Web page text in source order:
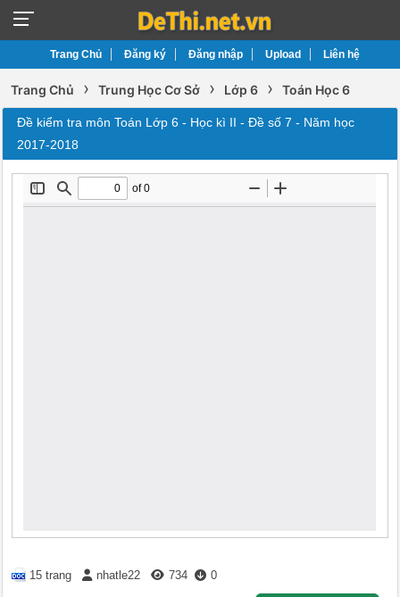
Trang Chủ Đăng ký Đăng nhập Upload Liên hệ
Trang Chủ › Trung Học Cơ Sở › Lớp 6 › Toán Học 6
Đề kiểm tra môn Toán Lớp 6 - Học kì II - Đề số 7 - Năm học
2017-2018
15 trang nhatle22 734 0